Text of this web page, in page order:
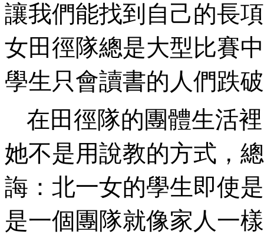
讓我們能找到自己的長
女田徑隊總是大型比賽
學生只會讀書的人們跌
在田徑隊的團體生活
她不是用說教的方式，
誨：北一女的學生即使
是一個團隊就像家人一